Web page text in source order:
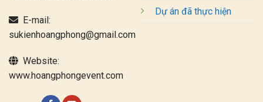
E-mail:
sukienhoangphong@gmail.com
Website:
www.hoangphongevent.com
Dự án đã thực hiện